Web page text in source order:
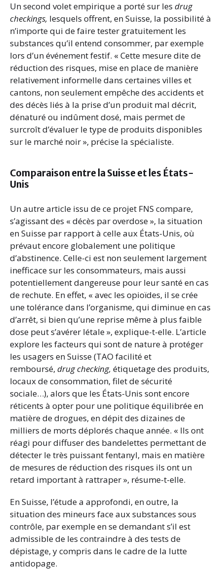
Un second volet empirique a porté sur les drug
checkings, lesquels offrent, en Suisse, la possibilité à
n’importe qui de faire tester gratuitement les
substances qu’il entend consommer, par exemple
lors d’un événement festif. « Cette mesure dite de
réduction des risques, mise en place de manière
relativement informelle dans certaines villes et
cantons, non seulement empêche des accidents et
des décès liés à la prise d’un produit mal décrit,
dénaturé ou indûment dosé, mais permet de
surcroît d’évaluer le type de produits disponibles
sur le marché noir », précise la spécialiste.
Comparaison entre la Suisse et les États-
Unis
Un autre article issu de ce projet FNS compare,
s’agissant des « décès par overdose », la situation
en Suisse par rapport à celle aux États-Unis, où
prévaut encore globalement une politique
d’abstinence. Celle-ci est non seulement largement
inefficace sur les consommateurs, mais aussi
potentiellement dangereuse pour leur santé en cas
de rechute. En effet, « avec les opioïdes, il se crée
une tolérance dans l’organisme, qui diminue en cas
d’arrêt, si bien qu’une reprise même à plus faible
dose peut s’avérer létale », explique-t-elle. L’article
explore les facteurs qui sont de nature à protéger
les usagers en Suisse (TAO facilité et
remboursé, drug checking, étiquetage des produits,
locaux de consommation, filet de sécurité
sociale…), alors que les États-Unis sont encore
réticents à opter pour une politique équilibrée en
matière de drogues, en dépit des dizaines de
milliers de morts déplorés chaque année. « Ils ont
réagi pour diffuser des bandelettes permettant de
détecter le très puissant fentanyl, mais en matière
de mesures de réduction des risques ils ont un
retard important à rattraper », résume-t-elle.
En Suisse, l’étude a approfondi, en outre, la
situation des mineurs face aux substances sous
contrôle, par exemple en se demandant s’il est
admissible de les contraindre à des tests de
dépistage, y compris dans le cadre de la lutte
antidopage.